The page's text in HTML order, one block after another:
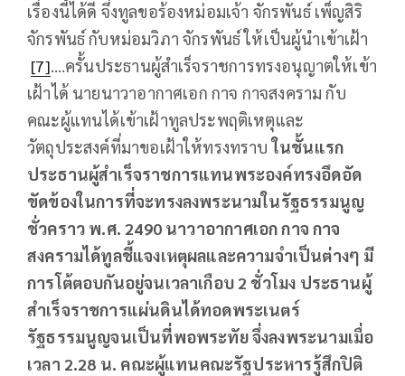
เรื่องนี้ได้ดี จึ่งทูลขอร้องหม่อมเจ้า จักรพันธ์ เพ็ญสิริ
จักรพันธ์ กับหม่อมวิภา จักรพันธ์ ให้เป็นผู้นำเข้าเฝ้า
[7]….ครั้นประธานผู้สำเร็จราชการทรงอนุญาตให้เข้า
เฝ้าได้ นายนาวาอากาศเอก กาจ กาจสงคราม กับ
คณะผู้แทนได้เข้าเฝ้าทูลประพฤติเหตุและ
วัตถุประสงค์ที่มาขอเฝ้าให้ทรงทราบในชั้นแรก
ประธานผู้สำเร็จราชการแทนพระองค์ทรงอึดอัด
ขัดข้องในการที่จะทรงลงพระนามในรัฐธรรมนูญ
ชั่วคราว พ.ศ. 2490 นาวาอากาศเอก กาจ กาจ
สงครามได้ทูลชี้แจงเหตุผลและความจำเป็นต่างๆ มี
การโต้ตอบกันอยู่จนเวลาเกือบ 2 ชั่วโมง ประธานผู้
สำเร็จราชการแผ่นดินได้ทอดพระเนตร์
รัฐธรรมนูญจนเป็นที่พอพระทัย จึ่งลงพระนามเมื่อ
เวลา 2.28 น. คณะผู้แทนคณะรัฐประหารรู้สึกปิติ